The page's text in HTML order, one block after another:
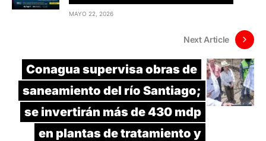
MAYO 22, 2026
Next Article
Conagua supervisa obras de
saneamiento del río Santiago;
se invertirán más de 430 mdp
en plantas de tratamiento y